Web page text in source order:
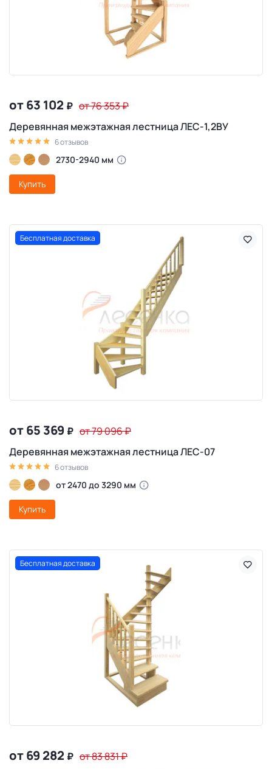
от 63 102 ₽ от 76 353₽
Деревянная межэтажная лестница ЛЕС-1,2ВУ
6 отзывов
2730-2940 мм
Купить
Бесплатная доставка
от 65 369 ₽ от 79 096₽
Деревянная межэтажная лестница ЛЕС-07
6 отзывов
от 2470 до 3290 мм
Купить
Бесплатная доставка
от 69 282 ₽ от 83 831₽